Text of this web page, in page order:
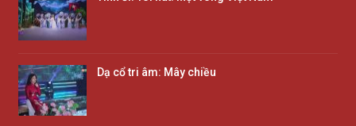
Dạ cổ tri âm: Mây chiều